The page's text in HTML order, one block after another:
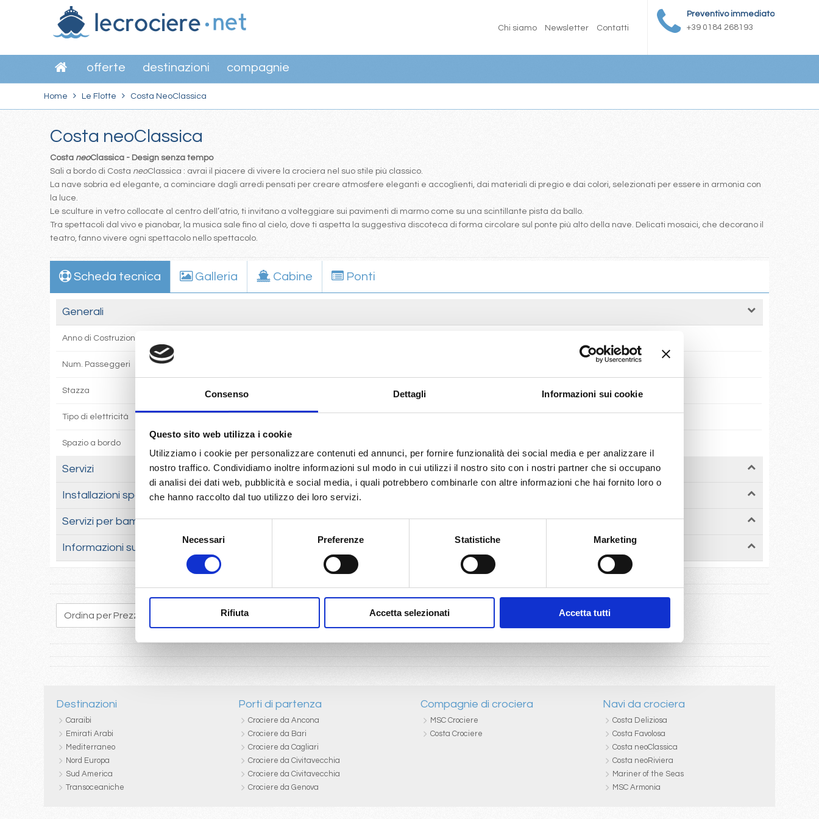
Consenso Dettagli Informazioni sui cookie
Questo sito web utilizza i cookie
Utilizziamo i cookie per personalizzare contenuti ed annunci, per fornire funzionalità dei social media e per analizzare il
nostro traffico. Condividiamo inoltre informazioni sul modo in cui utilizzi il nostro sito con i nostri partner che si occupano
di analisi dei dati web, pubblicità e social media, i quali potrebbero combinarle con altre informazioni che hai fornito loro o
che hanno raccolto dal tuo utilizzo dei loro servizi.
Necessari Preferenze Statistiche Marketing
Rifiuta Accetta selezionati Accetta tutti
Preventivo immediato
+39 0184 268193
Chi siamo Newsletter Contatti
offerte destinazioni compagnie
Home Le Flotte Costa NeoClassica
Costa neoClassica
Costa neoClassica - Design senza tempo
Sali a bordo di Costa neoClassica : avrai il piacere di vivere la crociera nel suo stile più classico.
La nave sobria ed elegante, a cominciare dagli arredi pensati per creare atmosfere eleganti e accoglienti, dai materiali di pregio e dai colori, selezionati per essere in armonia con
la luce.
Le sculture in vetro collocate al centro dell’atrio, ti invitano a volteggiare sui pavimenti di marmo come su una scintillante pista da ballo.
Tra spettacoli dal vivo e pianobar, la musica sale fino al cielo, dove ti aspetta la suggestiva discoteca di forma circolare sul ponte più alto della nave. Delicati mosaici, che decorano il
teatro, fanno vivere ogni spettacolo nello spettacolo.
Scheda tecnica Galleria Cabine Ponti
Generali
Anno di Costruzione
Num. Passeggeri
Stazza 53000 tn. 220 m. Larghezza
Tipo di elettricità
Spazio a bordo
Servizi
Installazioni sportive
Servizi per bambini
Informazioni sulle cabine
Destinazioni
Caraibi
Emirati Arabi
Mediterraneo
Nord Europa
Sud America
Transoceaniche
Porti di partenza
Crociere da Ancona
Crociere da Bari
Crociere da Cagliari
Crociere da Civitavecchia
Crociere da Civitavecchia
Crociere da Genova
Compagnie di crociera
MSC Crociere
Costa Crociere
Navi da crociera
Costa Deliziosa
Costa Favolosa
Costa neoClassica
Costa neoRiviera
Mariner of the Seas
MSC Armonia